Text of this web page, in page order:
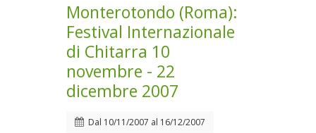
Monterotondo (Roma):
Festival Internazionale
di Chitarra 10
novembre - 22
dicembre 2007
Dal 10/11/2007 al 16/12/2007